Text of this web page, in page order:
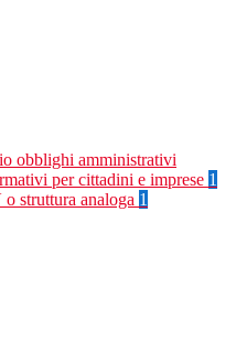
obblighi amministrativi
per cittadini e imprese 1
struttura analoga 1